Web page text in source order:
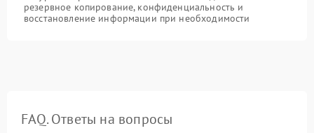
резервное копирование, конфиденциальность и
восстановление информации при необходимости
FAQ. Ответы на вопросы